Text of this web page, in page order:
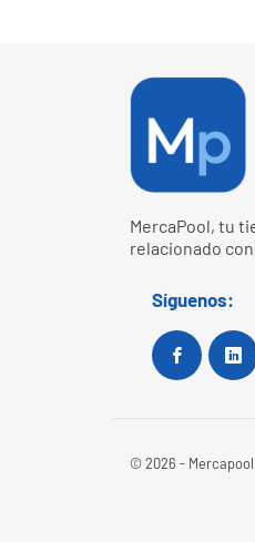
MercaPool, tu
relacionado
Síguenos:
© 2026 - Mercapool